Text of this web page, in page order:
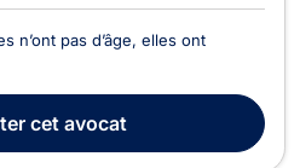
n’ont pas d’âge, elles ont
cet avocat